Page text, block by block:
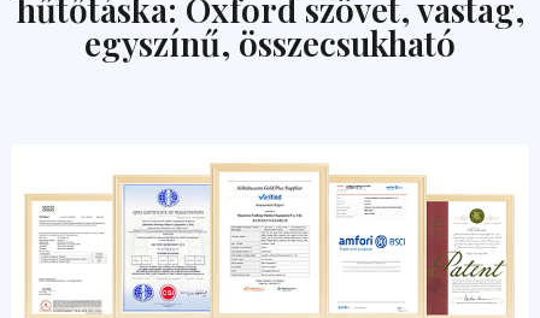
hűtőtáska: Oxford szövet, vastag,
egyszínű, összecsukható